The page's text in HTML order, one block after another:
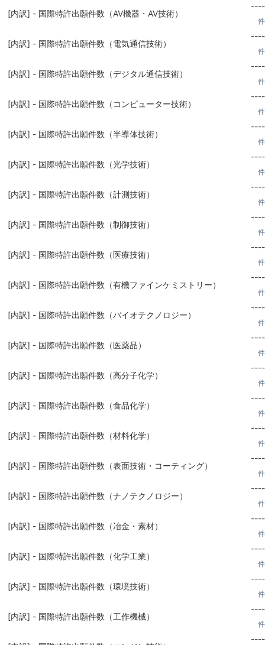
[内訳] - 国際特許出願件数（AV機器・AV技術）
----
件
[内訳] - 国際特許出願件数（電気通信技術）
----
件
[内訳] - 国際特許出願件数（デジタル通信技術）
----
件
[内訳] - 国際特許出願件数（コンピューター技術）
----
件
[内訳] - 国際特許出願件数（半導体技術）
----
件
[内訳] - 国際特許出願件数（光学技術）
----
件
[内訳] - 国際特許出願件数（計測技術）
----
件
[内訳] - 国際特許出願件数（制御技術）
----
件
[内訳] - 国際特許出願件数（医療技術）
----
件
[内訳] - 国際特許出願件数（有機ファインケミストリー）
----
件
[内訳] - 国際特許出願件数（バイオテクノロジー）
----
件
[内訳] - 国際特許出願件数（医薬品）
----
件
[内訳] - 国際特許出願件数（高分子化学）
----
件
[内訳] - 国際特許出願件数（食品化学）
----
件
[内訳] - 国際特許出願件数（材料化学）
----
件
[内訳] - 国際特許出願件数（表面技術・コーティング）
----
件
[内訳] - 国際特許出願件数（ナノテクノロジー）
----
件
[内訳] - 国際特許出願件数（冶金・素材）
----
件
[内訳] - 国際特許出願件数（化学工業）
----
件
[内訳] - 国際特許出願件数（環境技術）
----
件
[内訳] - 国際特許出願件数（工作機械）
----
件
----